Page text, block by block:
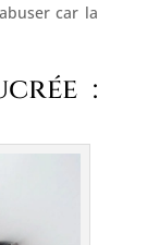
car la
: